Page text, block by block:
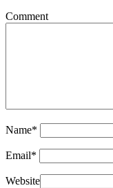
Comment
Name*
Email*
Website